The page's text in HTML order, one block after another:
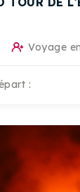
Voyage
: